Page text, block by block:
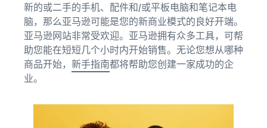
新的或二手的手机、配件和/或平板电脑和笔记本电
脑，那么亚马逊可能是您的新商业模式的良好开端。
亚马逊网站非常受欢迎。亚马逊拥有众多工具，可帮
助您能在短短几个小时内开始销售。无论您想从哪种
商品开始， 新手指南都将帮助您创建一家成功的企
业。